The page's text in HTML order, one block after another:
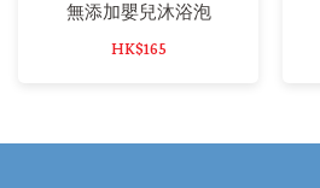
無添加嬰兒沐浴泡
HK$165